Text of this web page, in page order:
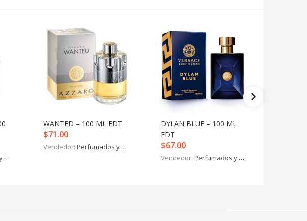
WANTED – 100 ML EDT
$71.00
Vendedor: Perfumados y más
DYLAN BLUE – 100 ML
EDT
$67.00
Vendedor: Perfumados y más